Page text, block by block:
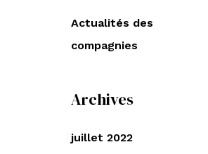
r
c
e
Actualités des
compagnies
Archives
juillet 2022